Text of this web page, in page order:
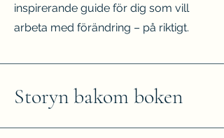
inspirerande guide för dig som vill
arbeta med förändring – på riktigt.
Storyn bakom boken